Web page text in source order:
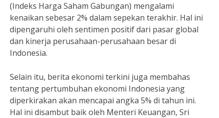
(Indeks Harga Saham Gabungan) mengalami
kenaikan sebesar 2% dalam sepekan terakhir. Hal ini
dipengaruhi oleh sentimen positif dari pasar global
dan kinerja perusahaan-perusahaan besar di
Indonesia.
Selain itu, berita ekonomi terkini juga membahas
tentang pertumbuhan ekonomi Indonesia yang
diperkirakan akan mencapai angka 5% di tahun ini.
Hal ini disambut baik oleh Menteri Keuangan, Sri